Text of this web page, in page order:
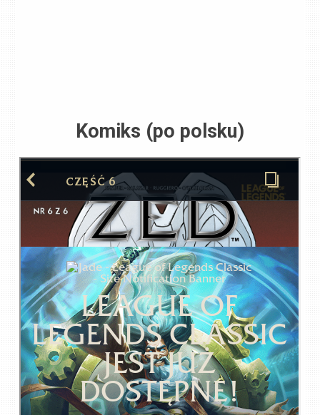
Komiks (po polsku)